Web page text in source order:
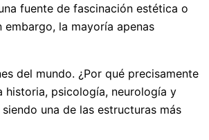
fuente de fascinación estética o
la mayoría apenas
del mundo. ¿Por qué precisamente
historia, psicología, neurología y
una de las estructuras más